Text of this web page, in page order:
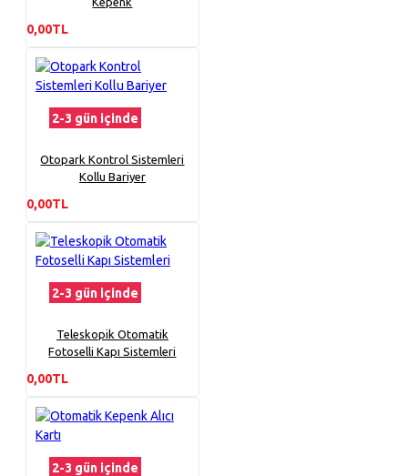
0,00TL
2-3 gün içinde
Otopark Kontrol Sistemleri
Kollu Bariyer
0,00TL
2-3 gün içinde
Teleskopik Otomatik
Fotoselli Kapı Sistemleri
0,00TL
2-3 gün içinde